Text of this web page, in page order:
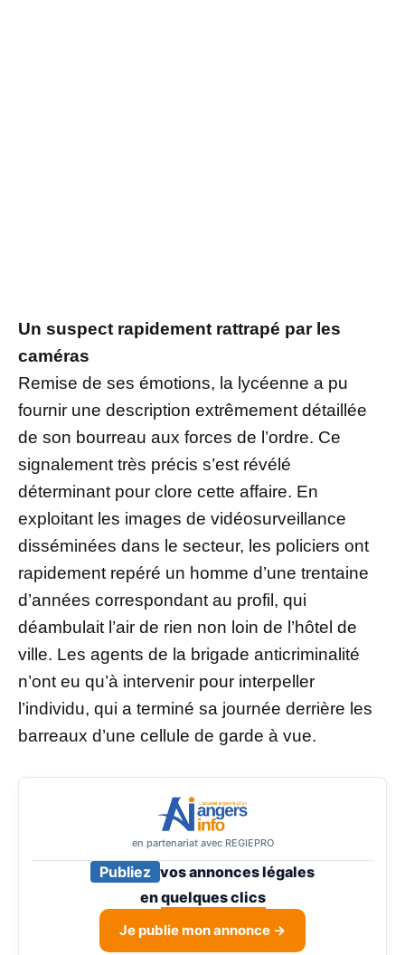
Un suspect rapidement rattrapé par les
caméras
Remise de ses émotions, la lycéenne a pu
fournir une description extrêmement détaillée
de son bourreau aux forces de l’ordre. Ce
signalement très précis s’est révélé
déterminant pour clore cette affaire. En
exploitant les images de vidéosurveillance
disséminées dans le secteur, les policiers ont
rapidement repéré un homme d’une trentaine
d’années correspondant au profil, qui
déambulait l’air de rien non loin de l’hôtel de
ville. Les agents de la brigade anticriminalité
n’ont eu qu’à intervenir pour interpeller
l’individu, qui a terminé sa journée derrière les
barreaux d’une cellule de garde à vue.
en partenariat avec REGIEPRO
Publiez vos annonces légales
enquelques clics
Je publie mon annonce →